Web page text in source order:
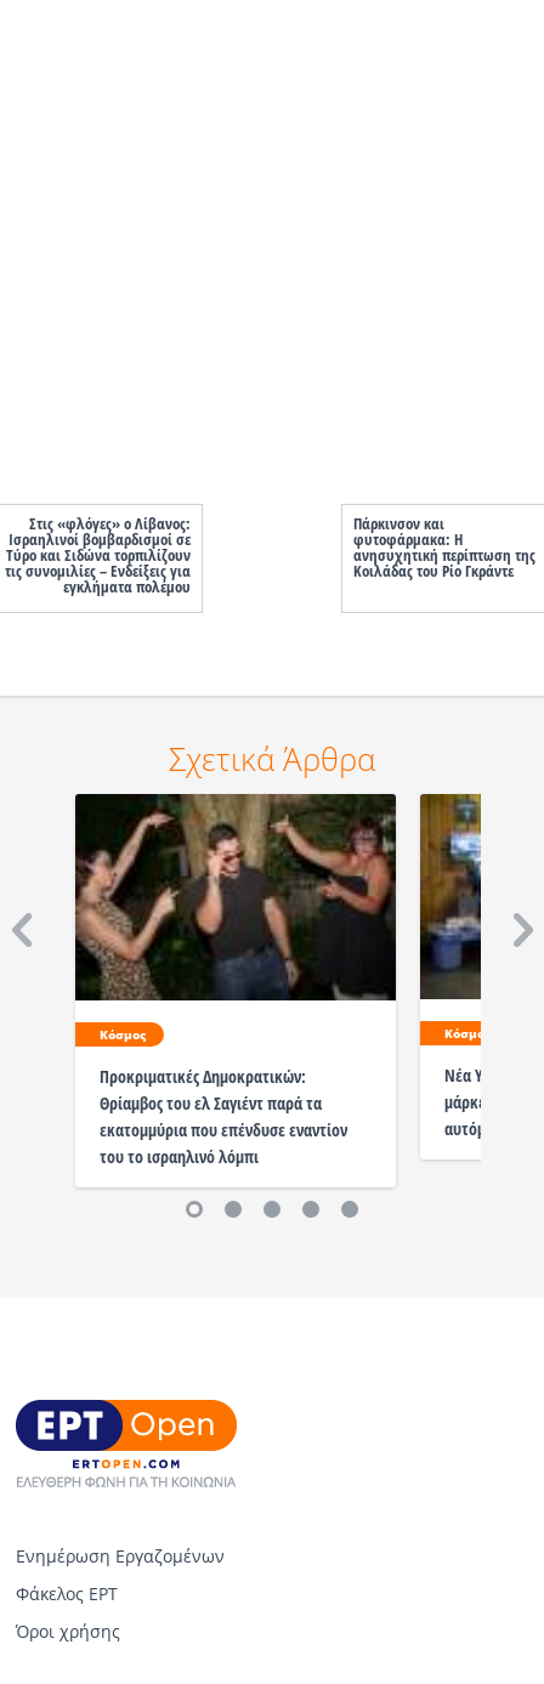
Στις «φλόγες» ο Λίβανος:
Ισραηλινοί βομβαρδισμοί σε
Τύρο και Σιδώνα τορπιλίζουν
τις συνομιλίες – Ενδείξεις για
εγκλήματα πολέμου
Πάρκινσον και
φυτοφάρμακα: Η
ανησυχητική περίπτωση της
Κοιλάδας του Ρίο Γκράντε
Σχετικά Άρθρα
Κόσμος
Προκριματικές Δημοκρατικών:
Θρίαμβος του ελ Σαγιέντ παρά τα
εκατομμύρια που επένδυσε εναντίον
του το ισραηλινό λόμπι
Κόσμος
Νέα Υόρκη:
μάρκετ σε
αυτόματα
Ενημέρωση Εργαζομένων
Φάκελος ΕΡΤ
Όροι χρήσης